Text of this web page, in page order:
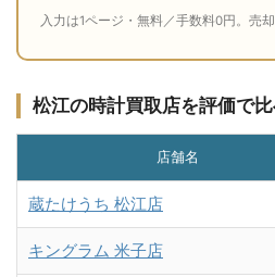
入力は1ページ・無料／手数料0円。売
松江の時計買取店を評価で
店舗名
蔵たけうち 松江店
キングラム 米子店